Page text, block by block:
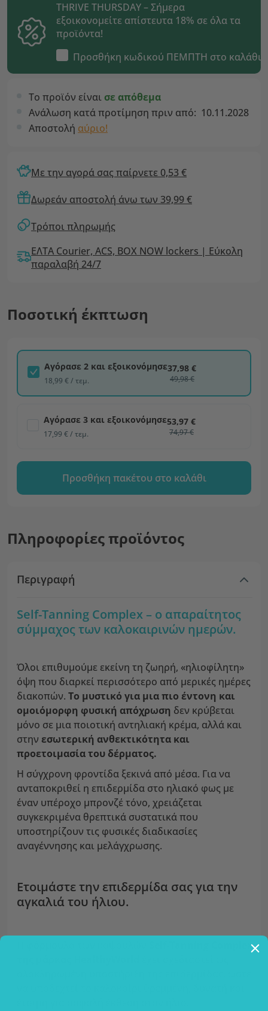
THRIVE THURSDAY – Σήμερα
εξοικονομείτε απίστευτα 18% σε όλα τα
προϊόντα!
Προσθήκη κωδικού ΠΕΜΠΤΗ στο καλάθι
Το προϊόν είναι σε απόθεμα
Ανάλωση κατά προτίμηση πριν από: 10.11.2028
Αποστολή αύριο!
Με την αγορά σας παίρνετε 0,53 €
Δωρεάν αποστολή άνω των 39,99 €
Τρόποι πληρωμής
ΕΛΤΑ Courier, ACS, BOX NOW lockers | Εύκολη
παραλαβή 24/7
Ποσοτική έκπτωση
Αγόρασε 2 και εξοικονόμησε
18,99 € / τεμ.
37,98 €
49,98 €
Αγόρασε 3 και εξοικονόμησε
17,99 € / τεμ.
53,97 €
74,97 €
Προσθήκη πακέτου στο καλάθι
Πληροφορίες προϊόντος
Περιγραφή
Self-Tanning Complex – ο απαραίτητος
σύμμαχος των καλοκαιρινών ημερών.
Όλοι επιθυμούμε εκείνη τη ζωηρή, «ηλιοφίλητη»
όψη που διαρκεί περισσότερο από μερικές ημέρες
διακοπών. Το μυστικό για μια πιο έντονη και
ομοιόμορφη φυσική απόχρωση δεν κρύβεται
μόνο σε μια ποιοτική αντηλιακή κρέμα, αλλά και
στην εσωτερική ανθεκτικότητα και
προετοιμασία του δέρματος.
Η σύγχρονη φροντίδα ξεκινά από μέσα. Για να
ανταποκριθεί η επιδερμίδα στο ηλιακό φως με
έναν υπέροχο μπρονζέ τόνο, χρειάζεται
συγκεκριμένα θρεπτικά συστατικά που
υποστηρίζουν τις φυσικές διαδικασίες
αναγέννησης και μελάγχρωσης.
Ετοιμάστε την επιδερμίδα σας για την
αγκαλιά του ήλιου.
Self-Tanning Complex